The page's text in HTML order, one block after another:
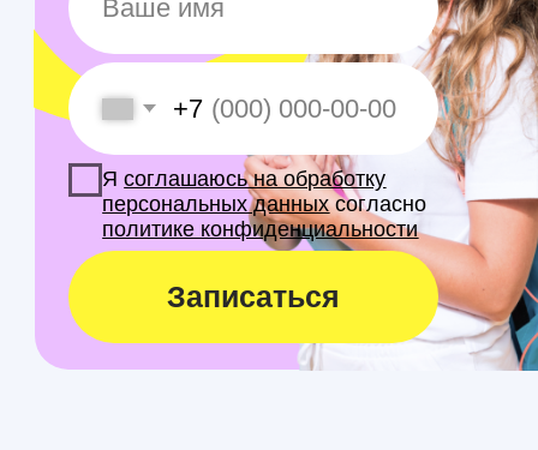
Официальный статус
партнёра
8 адресовпо городу.
Выбирайте филиал в двух
шагах от дома
Инновационныеподходы к